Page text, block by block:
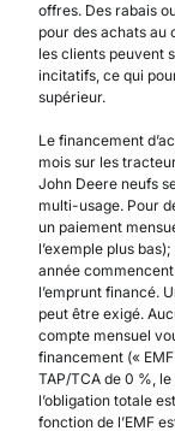
offres. Des rabais
pour des achats au
les clients peuvent
incitatifs, ce qui
supérieur.
Le financement
mois sur les
John Deere neufs
multi-usage. Pour
un paiement
l’exemple plus
année
l’emprunt financé.
peut être exigé.
compte mensuel
financement («
TAP/TCA de 0 %,
l’obligation totale
fonction de l’EMF